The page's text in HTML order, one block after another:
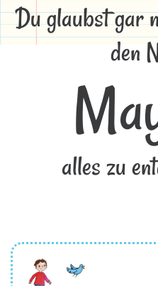
Du glaubst gar
den
alles zu